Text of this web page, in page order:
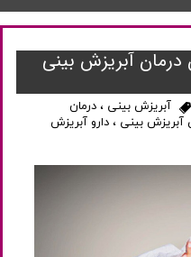
درمان آبریزش بینی
آبریزش بینی ، درمان
بینی ، دارو آبریزش